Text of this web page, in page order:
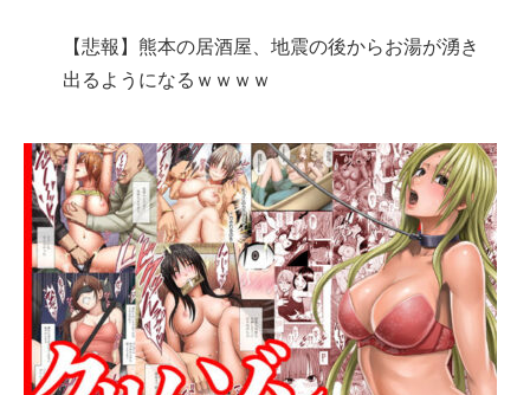
【悲報】熊本の居酒屋、地震の後からお湯が湧き
出るようになるｗｗｗｗ